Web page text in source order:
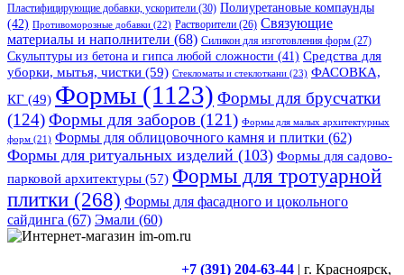
Пластифицирующие добавки, ускорители (30) Полиуретановые компаунды
(42) Противоморозные добавки (22) Растворители (26) Связующие
материалы и наполнители (68) Силикон для изготовления форм (27)
Скульптуры из бетона и гипса любой сложности (41) Средства для
уборки, мытья, чистки (59) Стекломаты и стеклоткани (23) ФАСОВКА,
КГ (49) Формы (1123) Формы для брусчатки
(124)Формы для заборов (121) Формы для малых архитектурных
форм (21) Формы для облицовочного камня и плитки (62)
Формы для ритуальных изделий (103) Формы для садово-
парковой архитектуры (57) Формы для тротуарной
плитки (268) Формы для фасадного и цокольного
сайдинга (67) Эмали (60)
+7 (391) 204-63-44 | г. Красноярск,